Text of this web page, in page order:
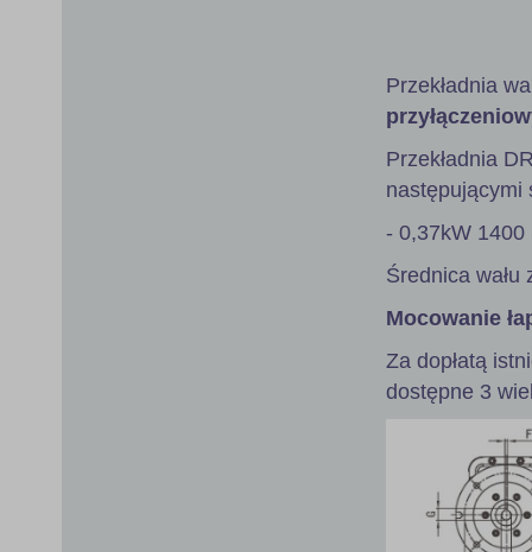
Przekładnia
Przekładnia
następującymi
- 0,37kW 1400
Średnica wału
Mocowanie
Za dopłatą
dostępne 3